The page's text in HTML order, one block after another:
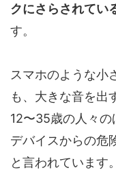
クにさらされてい
す。
スマホのような小
も、大きな音を出
12〜35歳の人々
デバイスからの危
と言われています。